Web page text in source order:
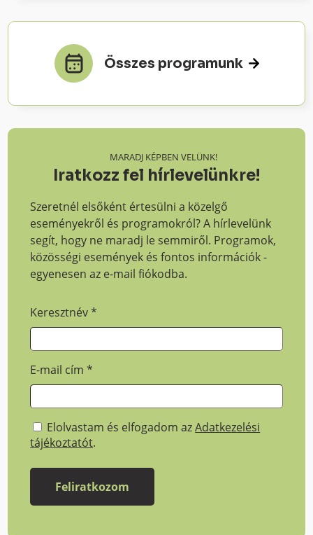
Összes programunk
MARADJ KÉPBEN VELÜNK!
Iratkozz fel hírlevelünkre!
Szeretnél elsőként értesülni a közelgő
eseményekről és programokról? A hírlevelünk
segít, hogy ne maradj le semmiről. Programok,
közösségi események és fontos információk -
egyenesen az e-mail fiókodba.
Keresztnév*
E-mail cím*
Elolvastam és elfogadom azAdatkezelési
tájékoztatót.